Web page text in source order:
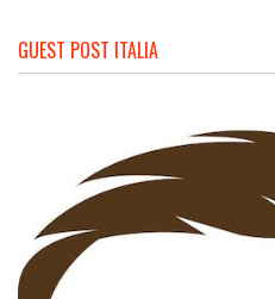
GUEST POST ITALIA